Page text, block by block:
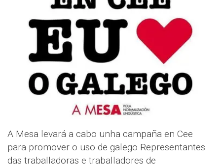
A Mesa levará a cabo unha campaña en Cee
para promover o uso de galego Representantes
das traballadoras e traballadores de